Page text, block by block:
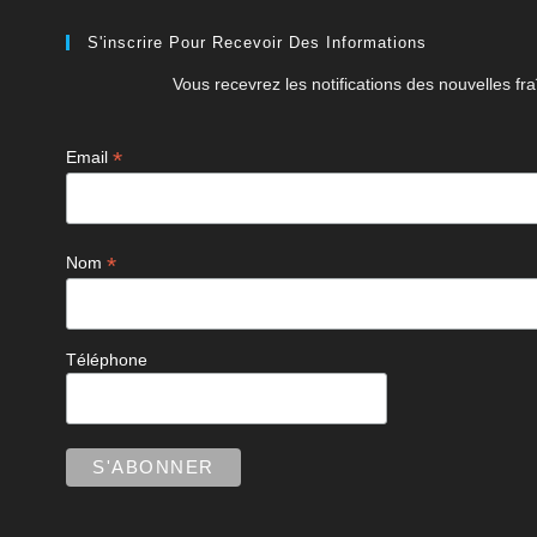
S'inscrire Pour Recevoir Des Informations
Vous recevrez les notifications des nouvelles
Email*
Nom*
Téléphone